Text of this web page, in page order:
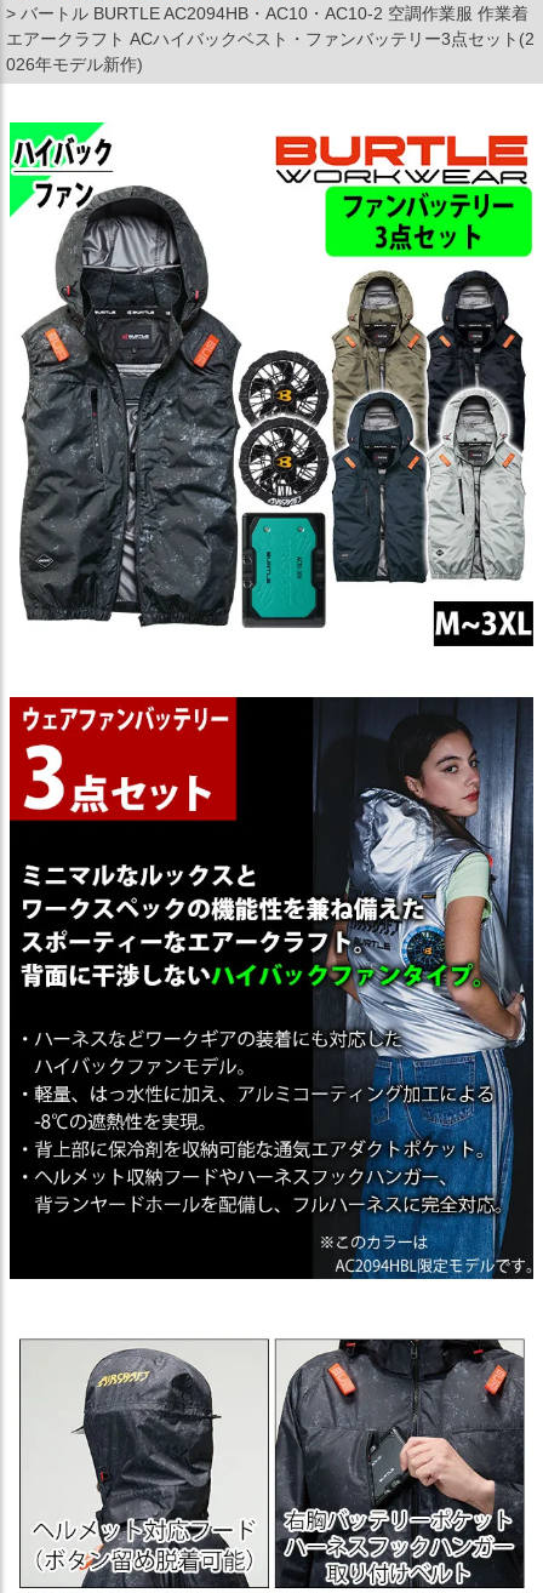
バートル BURTLE AC2094HB・AC10・AC10-2 空調作業服 作業着
エアークラフト ACハイバックベスト・ファンバッテリー3点セット(2
026年モデル新作)